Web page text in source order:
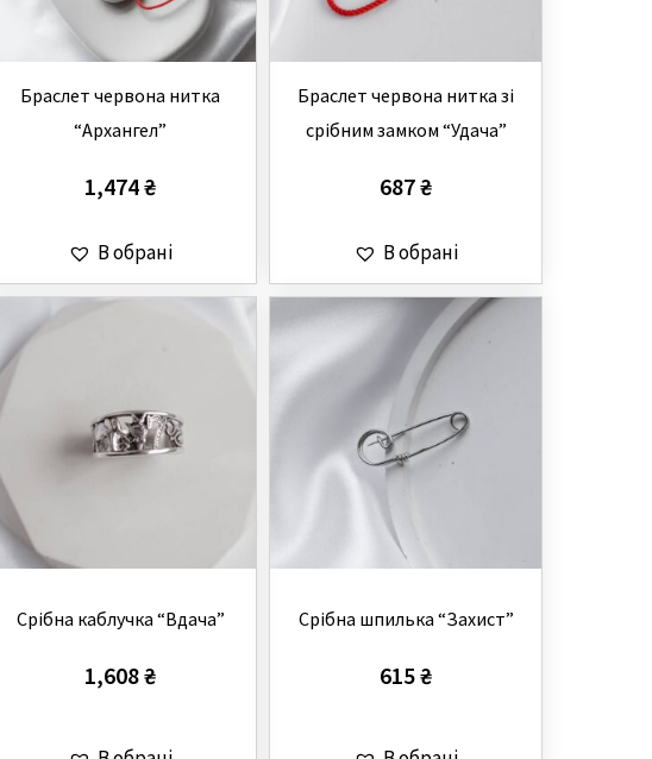
Браслет червона нитка
“Архангел”
1,474₴
В обрані
Браслет червона нитка зі
срібним замком “Удача”
687₴
В обрані
Срібна каблучка “Вдача”
1,608₴
Срібна шпилька “Захист”
615₴